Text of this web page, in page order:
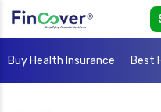
Buy Health Insurance Best